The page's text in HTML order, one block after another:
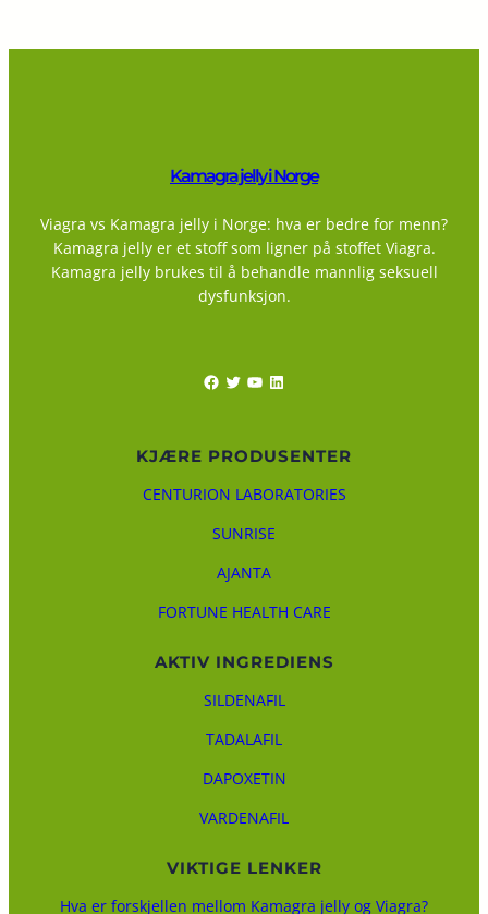
Kamagra jelly i Norge
Viagra vs Kamagra jelly i Norge: hva er bedre for menn?
Kamagra jelly er et stoff som ligner på stoffet Viagra.
Kamagra jelly brukes til å behandle mannlig seksuell
dysfunksjon.
Facebook Twitter YouTube LinkedIn
KJÆRE PRODUSENTER
CENTURION LABORATORIES
SUNRISE
AJANTA
FORTUNE HEALTH CARE
AKTIV INGREDIENS
SILDENAFIL
TADALAFIL
DAPOXETIN
VARDENAFIL
VIKTIGE LENKER
Hva er forskjellen mellom Kamagra jelly og Viagra?